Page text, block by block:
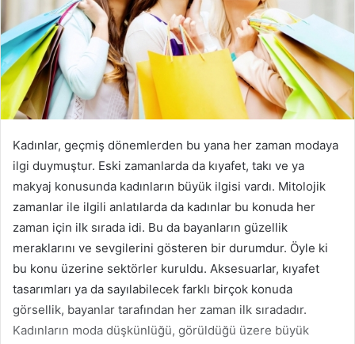
Kadınlar, geçmiş dönemlerden bu yana her zaman modaya
ilgi duymuştur. Eski zamanlarda da kıyafet, takı ve ya
makyaj konusunda kadınların büyük ilgisi vardı. Mitolojik
zamanlar ile ilgili anlatılarda da kadınlar bu konuda her
zaman için ilk sırada idi. Bu da bayanların güzellik
meraklarını ve sevgilerini gösteren bir durumdur. Öyle ki
bu konu üzerine sektörler kuruldu. Aksesuarlar, kıyafet
tasarımları ya da sayılabilecek farklı birçok konuda
görsellik, bayanlar tarafından her zaman ilk sıradadır.
Kadınların moda düşkünlüğü, görüldüğü üzere büyük